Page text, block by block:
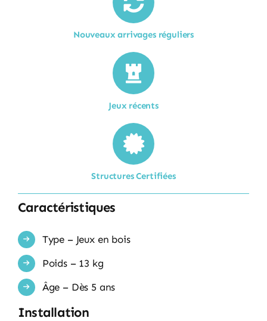
Nouveaux arrivages réguliers
Jeux récents
Structures Certifiées
Caractéristiques
Type – Jeux en bois
Poids – 13 kg
Âge – Dès 5 ans
Installation